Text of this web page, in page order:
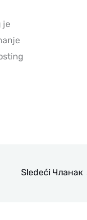
je
Sledeći Чланак